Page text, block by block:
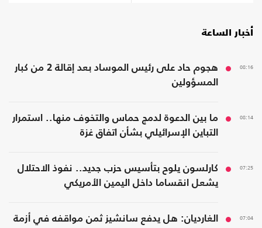
أخبار الساعة
08:16
هجوم حاد على رئيس الموساد بعد إقالة 2 من كبار
المسؤولين
08:14
ما بين الدعوة لدمج حماس والتخوف منها.. استمرار
التباين الإسرائيلي بشأن اتفاق غزة
07:25
كارلسون يلوح بتأسيس حزب جديد.. نفوذ الاحتلال
يشعل انقساما داخل اليمين الأمريكي
07:04
الغارديان: هل يدفع سانشيز ثمن مواقفه في أزمة